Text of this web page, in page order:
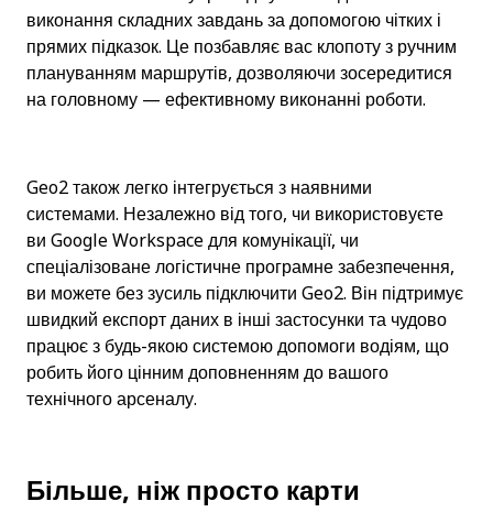
виконання складних завдань за допомогою чітких і
прямих підказок. Це позбавляє вас клопоту з ручним
плануванням маршрутів, дозволяючи зосередитися
на головному — ефективному виконанні роботи.
Geo2 також легко інтегрується з наявними
системами. Незалежно від того, чи використовуєте
ви Google Workspace для комунікації, чи
спеціалізоване логістичне програмне забезпечення,
ви можете без зусиль підключити Geo2. Він підтримує
швидкий експорт даних в інші застосунки та чудово
працює з будь-якою системою допомоги водіям, що
робить його цінним доповненням до вашого
технічного арсеналу.
Більше, ніж просто карти